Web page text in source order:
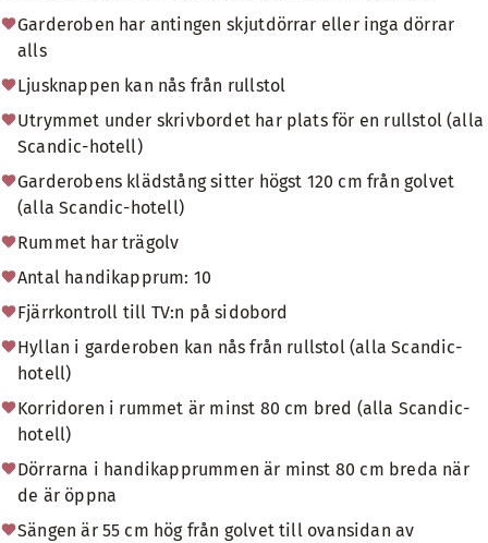
Garderoben har antingen skjutdörrar eller inga dörrar
alls
Ljusknappen kan nås från rullstol
Utrymmet under skrivbordet har plats för en rullstol (alla
Scandic-hotell)
Garderobens klädstång sitter högst 120 cm från golvet
(alla Scandic-hotell)
Rummet har trägolv
Antal handikapprum: 10
Fjärrkontroll till TV:n på sidobord
Hyllan i garderoben kan nås från rullstol (alla Scandic-
hotell)
Korridoren i rummet är minst 80 cm bred (alla Scandic-
hotell)
Dörrarna i handikapprummen är minst 80 cm breda när
de är öppna
Sängen är 55 cm hög från golvet till ovansidan av